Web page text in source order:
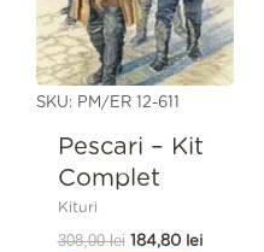
SKU: PM/ER 12-611
Pescari – Kit
Complet
Kituri
308,00lei 184,80 lei